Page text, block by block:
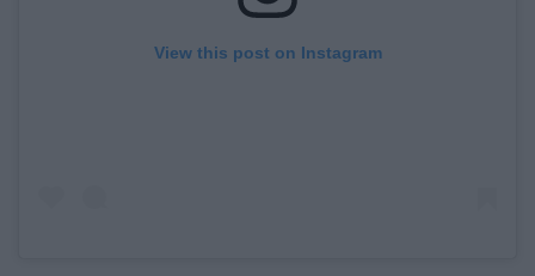
View this post on Instagram